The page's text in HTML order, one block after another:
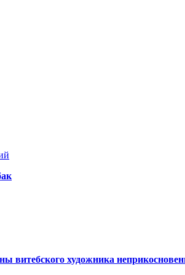
витебского художника